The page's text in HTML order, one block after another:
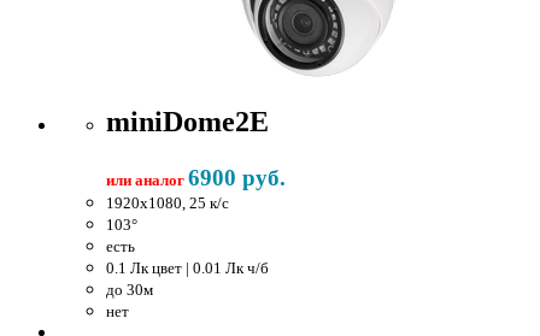
miniDome2E
или аналог 6900 руб.
1920x1080, 25 к/c
103°
есть
0.1 Лк цвет | 0.01 Лк ч/б
до 30м
нет